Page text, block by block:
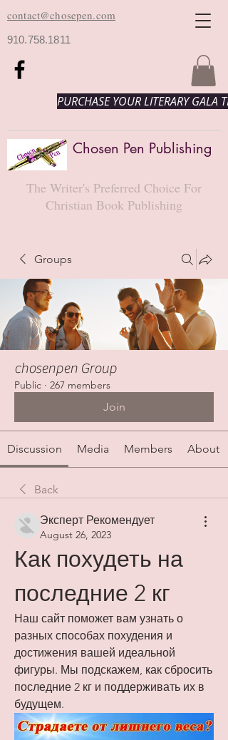
contact@chosepen.com
910.758.1811
PURCHASE YOUR LITERARY GALA
Chosen Pen Publishing
The Writer's Preferred Choice For
Christian Book Publishing
Groups
chosenpen Group
Public · 267 members
Join
Discussion Media Members About
Back
Эксперт Рекомендует
August 26, 2023
Как похудеть на
последние 2 кг
Наш сайт поможет вам узнать о
разных способах похудения и
достижения вашей идеальной
фигуры. Мы подскажем, как сбросить
последние 2 кг и поддерживать их в
будущем.